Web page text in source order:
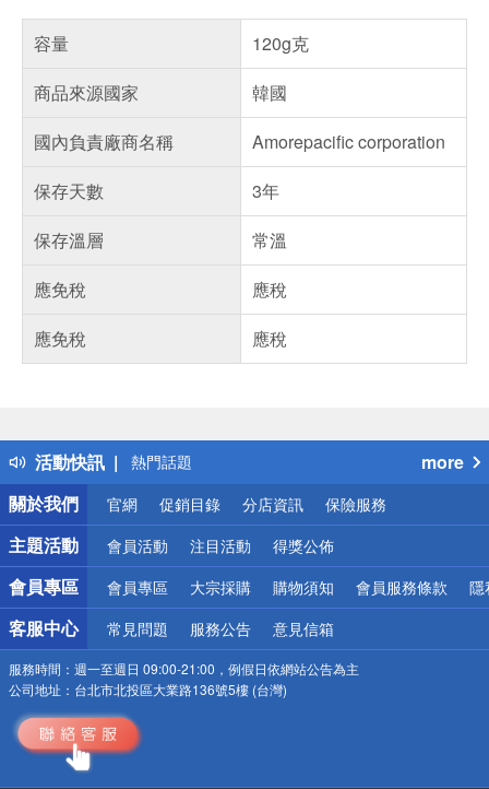
容量
120g克
商品來源國家
韓國
國內負責廠商名稱
Amorepacific corporation
保存天數
3年
保存溫層
常溫
應免稅
應稅
應免稅
應稅
活動快訊
得獎公告
熱門話題
銀行優惠
偏遠地區配送
詐騙網頁！請小心！
more
關於我們
官網 促銷目錄 分店資訊 保險服務
主題活動 會員活動 注目活動 得獎公佈
會員專區 會員專區 大宗採購 購物須知 會員服務條款 隱
客服中心 常見問題 服務公告 意見信箱
服務時間： 週一至週日 09:00-21:00，例假日依網站公告為主
公司地址： 台北市北投區大業路136號5樓 (台灣)